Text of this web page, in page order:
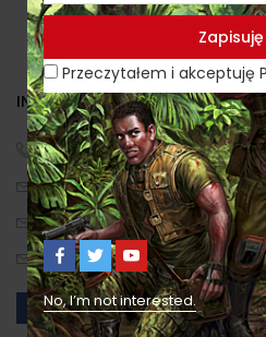
Przeczytałem i akceptuję
No, I’m not interested.
INFORMACJE KONTAKTOWE
(+48) 530 630 730
biuro[małpa]redimp.pl
sklep[małpa]redimp.pl
Prosta 244, 43-376 Kalna,